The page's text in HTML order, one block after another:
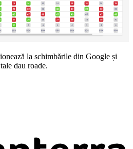
la schimbările din Google și
dau roade.